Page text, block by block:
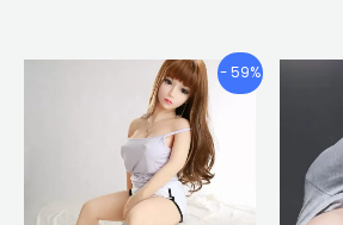
- 59%
Przedział
cenowy:
€358.96
Poprzez
€483.72
Ten
produkt
ma
wiele
wariantów.